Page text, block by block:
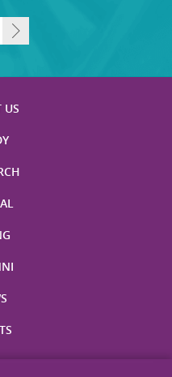
US